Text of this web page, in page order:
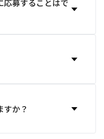
応募することはで
か？